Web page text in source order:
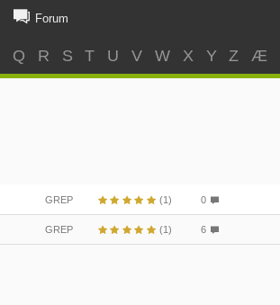
Forum
Q R S T U V W X Y Z Æ
GREP (1) 0
GREP (1) 6